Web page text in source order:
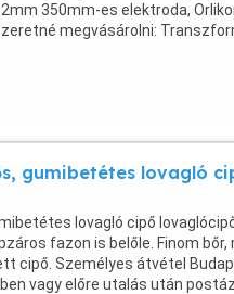
350mm-es elektroda,
megvásárolni:
2db pajzs: 4000ft Sok
a kínálatot hátha más
átadást Erdőtarcsán vagy kis
ha kérdésük van
gumibetétes lovagló
lovagló cipő
fazon is belőle. Finom bőr,
cipő. Személyes átvétel
vagy előre utalás után